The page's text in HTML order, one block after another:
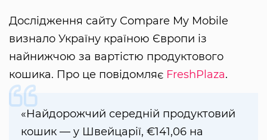
Дослідження сайту Compare My Mobile
визнало Україну країною Європи із
найнижчою за вартістю продуктового
кошика. Про це повідомляє FreshPlaza.
«Найдорожчий середній продуктовий
кошик — у Швейцарії, €141,06 на